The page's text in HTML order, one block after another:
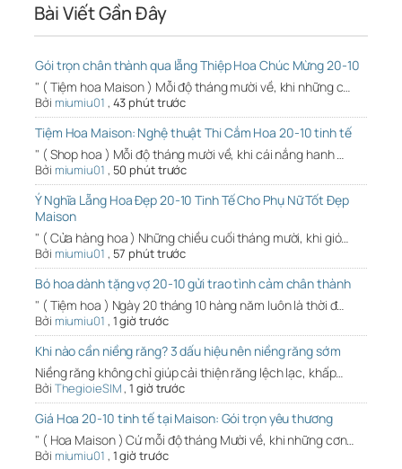
Bài Viết Gần Đây
Gói trọn chân thành qua lẵng Thiệp Hoa Chúc Mừng 20-10
" ( Tiệm hoa Maison ) Mỗi độ tháng mười về, khi những c…
Bởi miumiu01 , 43 phút trước
Tiệm Hoa Maison: Nghệ thuật Thi Cắm Hoa 20-10 tinh tế
" ( Shop hoa ) Mỗi độ tháng mười về, khi cái nắng hanh …
Bởi miumiu01 , 50 phút trước
Ý Nghĩa Lẵng Hoa Đẹp 20-10 Tinh Tế Cho Phụ Nữ Tốt Đẹp
Maison
" ( Cửa hàng hoa ) Những chiều cuối tháng mười, khi gió…
Bởi miumiu01 , 57 phút trước
Bó hoa dành tặng vợ 20-10 gửi trao tình cảm chân thành
" ( Tiệm hoa ) Ngày 20 tháng 10 hàng năm luôn là thời đ…
Bởi miumiu01 , 1 giờ trước
Khi nào cần niềng răng? 3 dấu hiệu nên niềng răng sớm
Niềng răng không chỉ giúp cải thiện răng lệch lạc, khấp…
Bởi ThegioieSIM,1 giờ trước
Giá Hoa 20-10 tinh tế tại Maison: Gói trọn yêu thương
" ( Hoa Maison ) Cứ mỗi độ tháng Mười về, khi những cơn…
Bởi miumiu01 , 1 giờ trước